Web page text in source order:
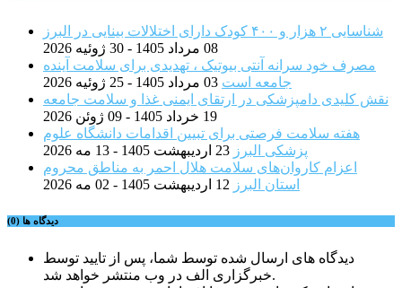
شناسایی ۲ هزار و ۴۰۰ کودک دارای اختلالات بینایی در البرز
08 مرداد 1405 - 30 ژوئیه 2026
مصرف خود سرانه آنتی بیوتیک ، تهدیدی برای سلامت آینده
جامعه است 03 مرداد 1405 - 25 ژوئیه 2026
نقش کلیدی دامپزشکی در ارتقای ایمنی غذا و سلامت جامعه
19 خرداد 1405 - 09 ژوئن 2026
هفته سلامت فرصتی برای تبیین اقدامات دانشگاه علوم
پزشکی البرز 23 اردیبهشت 1405 - 13 مه 2026
اعزام کاروان‌های سلامت هلال احمر به مناطق محروم
استان البرز 12 اردیبهشت 1405 - 02 مه 2026
دیدگاه ها (0)
دیدگاه های ارسال شده توسط شما، پس از تایید توسط
خبرگزاری الف در وب منتشر خواهد شد.